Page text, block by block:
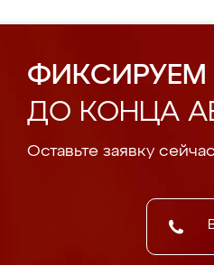
ФИКСИРУЕМ
ДО КОНЦА
Оставьте заявку